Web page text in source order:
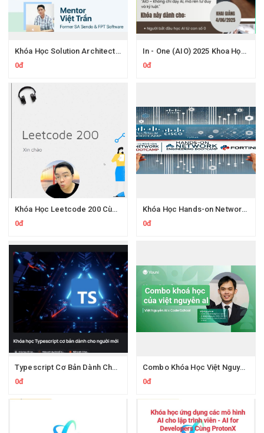
Khóa Học Solution Architect 200Lab – Thiết Kế Hệ Thống Microservices & System Design
0đ
In - One (AIO) 2025 Khoa Học Dữ Liệu Và Trí Tuệ Nhân Tạo Mới Nhất
0đ
Khóa Học Leetcode 200 Cùng Protonx Luyện thuật toán với chuyên gia
0đ
Khóa Học Hands-on Network Engineering CCNA Thực Chiến Kỹ Sư Mạng
0đ
Typescript Cơ Bản Dành Cho Người Mới Cùng Evondev
0đ
Combo Khóa Học Việt Nguyễn AI
0đ